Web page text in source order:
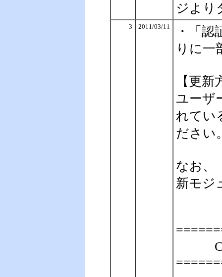
ジより
3 2011/03/11
・「
りに一
【更新
ユーザ
れてい
ださい
なお、
新モジ
C#